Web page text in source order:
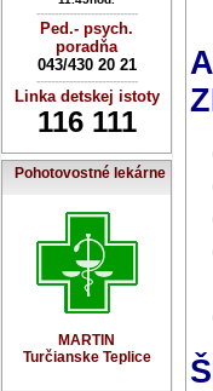
----------------------------
Ped.- psych.
poradňa
043/430 20 21
----------------------------
Linka detskej istoty
116 111
Pohotovostné lekárne
MARTIN
Turčianske Teplice